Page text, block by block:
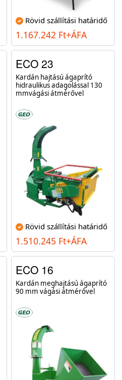
Rövid szállítási határidő
1.167.242 Ft+ÁFA
ECO 23
Kardán hajtású ágaprító
hidraulikus adagolással 130
mmvágási átmérővel
Rövid szállítási határidő
1.510.245 Ft+ÁFA
ECO 16
Kardán meghajtású ágaprító
90 mm vágási átmérővel